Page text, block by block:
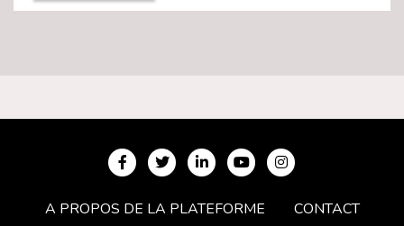
A PROPOS DE LA PLATEFORME
CONTACT